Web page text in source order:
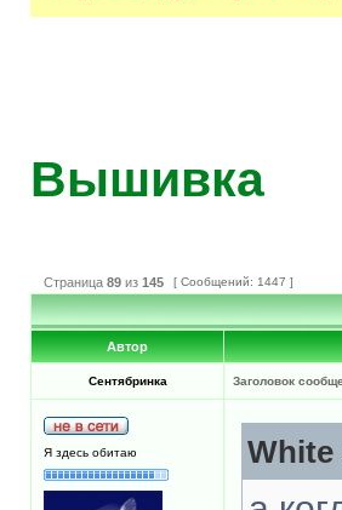
Вышивка
Страница 89 из 145 [ Сообщений: 1447 ]
Автор
Сентябринка Заголовок
Я здесь обитаю White